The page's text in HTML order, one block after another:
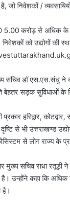
जो निवेशकों /
करोड़ से अधिक के
को उद्योगों की
सचिव डॉ एस.एस.संधु ने
बेहतर सड़क सुविधाओं के
प्रकार हरिद्वार,
से भी उत्तराखण्ड
से लोग राज्य के
मुख्य सचिव राधा रतूड़ी ने
उन्होंने कहा कि अधिक
है।